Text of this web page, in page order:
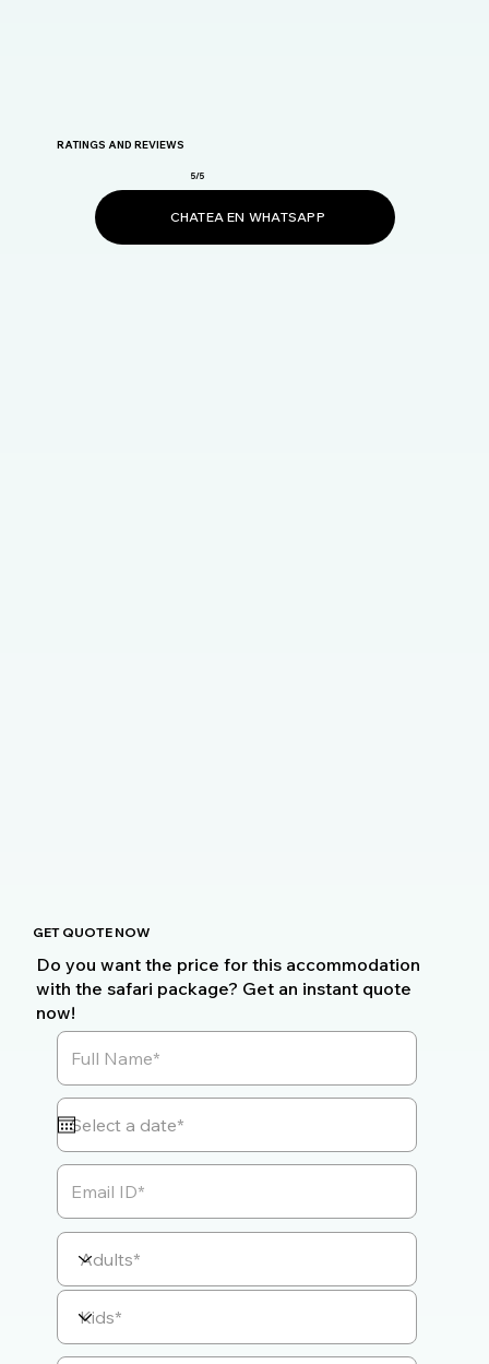
RATINGS AND REVIEWS
5/5
CHATEA EN WHATSAPP
GET QUOTE NOW
Do you want the price for this accommodation
with the safari package? Get an instant quote
now!